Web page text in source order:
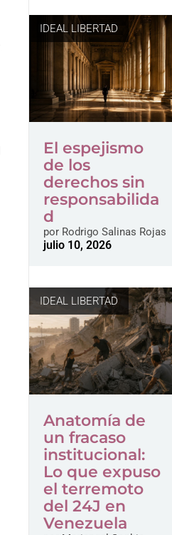
IDEAL LIBERTAD
El espejismo
de los
derechos sin
responsabilida
d
porRodrigo Salinas Rojas
julio 10, 2026
IDEAL LIBERTAD
Anatomía de
un fracaso
institucional:
Lo que expuso
el terremoto
del 24J en
Venezuela